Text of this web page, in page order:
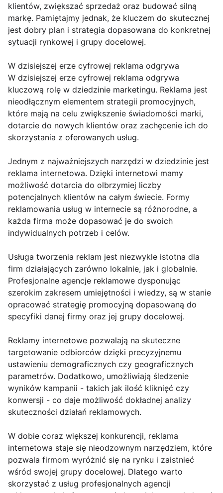
klientów, zwiększać sprzedaż oraz budować silną
markę. Pamiętajmy jednak, że kluczem do skutecznej
jest dobry plan i strategia dopasowana do konkretnej
sytuacji rynkowej i grupy docelowej.
W dzisiejszej erze cyfrowej reklama odgrywa
W dzisiejszej erze cyfrowej reklama odgrywa
kluczową rolę w dziedzinie marketingu. Reklama jest
nieodłącznym elementem strategii promocyjnych,
które mają na celu zwiększenie świadomości marki,
dotarcie do nowych klientów oraz zachęcenie ich do
skorzystania z oferowanych usług.
Jednym z najważniejszych narzędzi w dziedzinie jest
reklama internetowa. Dzięki internetowi mamy
możliwość dotarcia do olbrzymiej liczby
potencjalnych klientów na całym świecie. Formy
reklamowania usług w internecie są różnorodne, a
każda firma może dopasować je do swoich
indywidualnych potrzeb i celów.
Usługa tworzenia reklam jest niezwykle istotna dla
firm działających zarówno lokalnie, jak i globalnie.
Profesjonalne agencje reklamowe dysponując
szerokim zakresem umiejętności i wiedzy, są w stanie
opracować strategię promocyjną dopasowaną do
specyfiki danej firmy oraz jej grupy docelowej.
Reklamy internetowe pozwalają na skuteczne
targetowanie odbiorców dzięki precyzyjnemu
ustawieniu demograficznych czy geograficznych
parametrów. Dodatkowo, umożliwiają śledzenie
wyników kampanii - takich jak ilość kliknięć czy
konwersji - co daje możliwość dokładnej analizy
skuteczności działań reklamowych.
W dobie coraz większej konkurencji, reklama
internetowa staje się nieodzownym narzędziem, które
pozwala firmom wyróżnić się na rynku i zaistnieć
wśród swojej grupy docelowej. Dlatego warto
skorzystać z usług profesjonalnych agencji